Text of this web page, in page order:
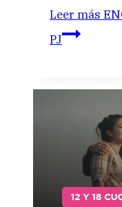
Leer más
PJ